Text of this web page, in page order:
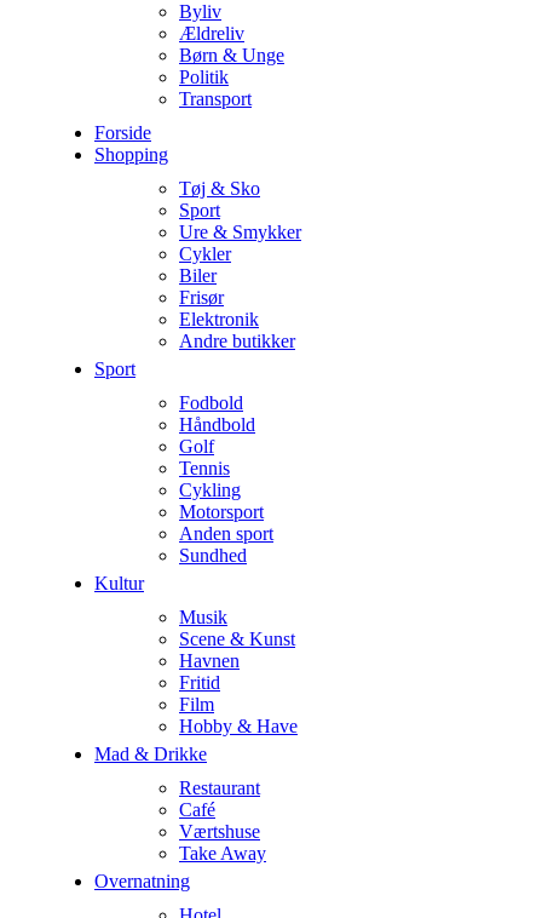
Byliv
Ældreliv
Børn & Unge
Politik
Transport
Forside
Shopping
Tøj & Sko
Sport
Ure & Smykker
Cykler
Biler
Frisør
Elektronik
Andre butikker
Sport
Fodbold
Håndbold
Golf
Tennis
Cykling
Motorsport
Anden sport
Sundhed
Kultur
Musik
Scene & Kunst
Havnen
Fritid
Film
Hobby & Have
Mad & Drikke
Restaurant
Café
Værtshuse
Take Away
Overnatning